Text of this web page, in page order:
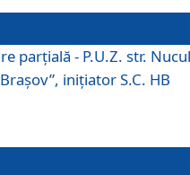
parţială - P.U.Z. str.
iniţiator S.C. HB